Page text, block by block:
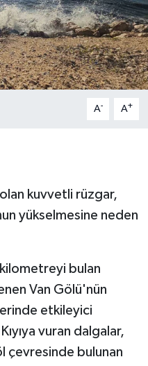
A- A+
kuvvetli rüzgar,
yükselmesine neden
bulan
Van Gölü'nün
etkileyici
vuran dalgalar,
çevresinde bulunan